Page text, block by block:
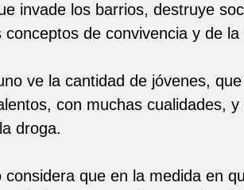
invade los barrios, destruye
conceptos de convivencia y de la
ve la cantidad de jóvenes,
con muchas cualidades,
droga.
considera que en la medida en